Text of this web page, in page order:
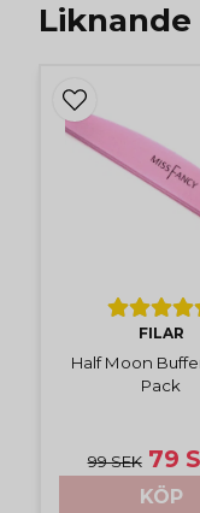
FILAR
Half Moon
Pack
99 SEK 79
KÖP